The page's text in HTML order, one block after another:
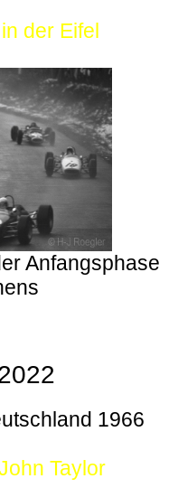
der Eifel
Anfangsphase
1966
Taylor